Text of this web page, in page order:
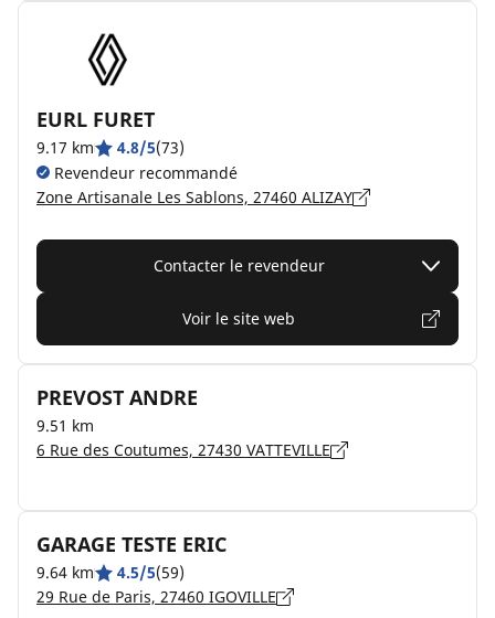
EURL FURET
9.17 km 4.8/5(73)
Revendeur recommandé
Zone Artisanale Les Sablons, 27460 ALIZAY
Contacter le revendeur
Voir le site web
PREVOST ANDRE
9.51 km
6 Rue des Coutumes, 27430 VATTEVILLE
GARAGE TESTE ERIC
9.64 km 4.5/5(59)
29 Rue de Paris, 27460 IGOVILLE